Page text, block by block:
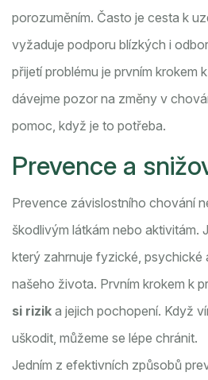
porozuměním. Často je cesta k
vyžaduje podporu blízkých i
přijetí problému je prvním krokem
dávejme pozor na změny v
pomoc, když je to potřeba.
Prevence a
Prevence závislostního chování
škodlivým látkám nebo aktivitám.
který zahrnuje fyzické, psychické
našeho života. Prvním krokem k
si rizik a jejich pochopení. Když
uškodit, můžeme se lépe chránit.
Jedním z efektivních způsobů